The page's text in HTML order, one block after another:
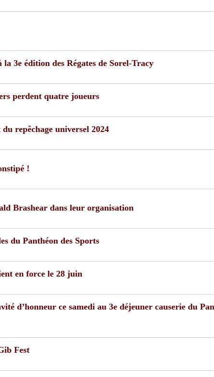
3e édition des Régates de Sorel-Tracy
perdent quatre joueurs
repêchage universel 2024
!
Brashear dans leur organisation
du Panthéon des Sports
en force le 28 juin
d’honneur ce samedi au 3e déjeuner causerie du
Fest